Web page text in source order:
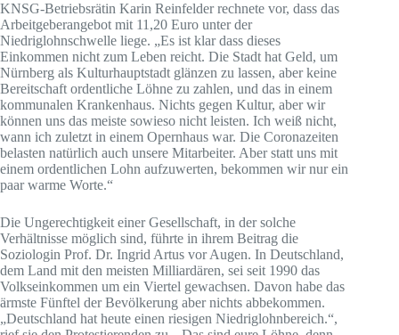
KNSG-Betriebsrätin Karin Reinfelder rechnete vor, dass das
Arbeitgeberangebot mit 11,20 Euro unter der
Niedriglohnschwelle liege. „Es ist klar dass dieses
Einkommen nicht zum Leben reicht. Die Stadt hat Geld, um
Nürnberg als Kulturhauptstadt glänzen zu lassen, aber keine
Bereitschaft ordentliche Löhne zu zahlen, und das in einem
kommunalen Krankenhaus. Nichts gegen Kultur, aber wir
können uns das meiste sowieso nicht leisten. Ich weiß nicht,
wann ich zuletzt in einem Opernhaus war. Die Coronazeiten
belasten natürlich auch unsere Mitarbeiter. Aber statt uns mit
einem ordentlichen Lohn aufzuwerten, bekommen wir nur ein
paar warme Worte.“
Die Ungerechtigkeit einer Gesellschaft, in der solche
Verhältnisse möglich sind, führte in ihrem Beitrag die
Soziologin Prof. Dr. Ingrid Artus vor Augen. In Deutschland,
dem Land mit den meisten Milliardären, sei seit 1990 das
Volkseinkommen um ein Viertel gewachsen. Davon habe das
ärmste Fünftel der Bevölkerung aber nichts abbekommen.
„Deutschland hat heute einen riesigen Niedriglohnbereich.“,